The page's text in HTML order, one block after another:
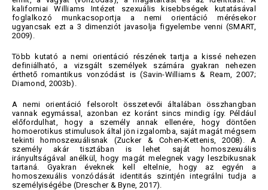
kaliforniai Williams Intézet szexuális kisebbségek kutatásával
foglalkozó munkacsoportja a nemi orientáció mérésekor
ugyancsak ezt a 3 dimenziót javasolja figyelembe venni (SMART,
2009).
Több kutató a nemi orientáció részének tartja a kissé nehezen
definiálható, a vizsgált személyek számára gyakran nehezen
érthető romantikus vonzódást is (Savin-Williams & Ream, 2007;
Diamond, 2003b).
A nemi orientáció felsorolt összetevői általában összhangban
vannak egymással, azonban ez koránt sincs mindig így. Például
előfordulhat, hogy a személy annak ellenére, hogy döntően
homoerotikus stimulusok által jön izgalomba, saját magát mégsem
tekinti homoszexuálisnak (Zucker & Cohen-Kettenis, 2008). A
személy akár tisztában is lehet saját homoszexuális
irányultságával anélkül, hogy magát melegnek vagy leszbikusnak
tartaná. Gyakran éveknek kell eltelnie, hogy az egyén a
homoszexuális vonzódását identitás szintjén integrálni tudja a
személyiségébe (Drescher & Byne, 2017).